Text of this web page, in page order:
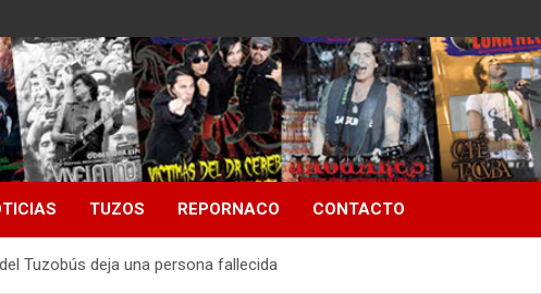
TUZOS REPORNACO CONTACTO
Tuzobús deja una persona fallecida